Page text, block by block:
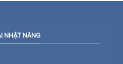
NHẬT NĂNG